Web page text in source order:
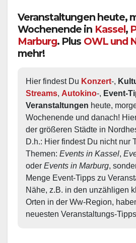
Veranstaltungen heute,
Wochenende in Kassel,
Marburg. Plus OWL und
mehr!
Hier findest Du Konzert-,
Streams, Autokino-, Event-
Veranstaltungen heute,
Wochenende und danach!
der größeren Städte in
D.h.: Hier findest Du nicht nur
Themen: Events in Kassel,
oder Events in Marburg,
Menge Event-Tipps zu
Nähe, z.B. in den unzähligen
Orten in der Ww-Region,
neuesten Veranstaltungs-